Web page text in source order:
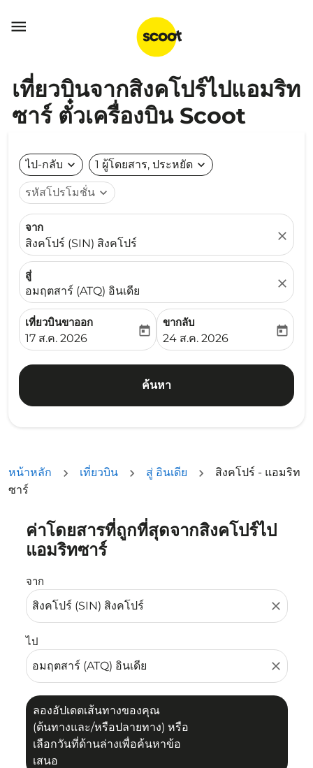

เที่ยวบินจากสิงคโปร์ไปแอมริท
ซาร์ ตั๋วเครื่องบิน Scoot
ไป-กลับ expand_more 1 ผู้โดยสาร, ประหยัด expand_more
รหัสโปรโมชั่น expand_more
จาก
สิงคโปร์ (SIN) สิงคโปร์
close
สู่
อมฤตสาร์ (ATQ) อินเดีย
close
เที่ยวบินขาออก
fc-booking-departure-date-aria-label
17 ส.ค. 2026
today
ขากลับ
fc-booking-return-date-
24 ส.ค. 2026
today
ค้นหา
หน้าหลัก เที่ยวบิน สู่ อินเดีย
สิงคโปร์ - แอมริท
ซาร์
ค่าโดยสารที่ถูกที่สุดจากสิงคโปร์ไป
แอมริทซาร์
จาก
close
ไป
close
ลองอัปเดตเส้นทางของคุณ
(ต้นทางและ/หรือปลายทาง) หรือ
เลือกวันที่ด้านล่างเพื่อค้นหาข้อ
เสนอ
ลองอัปเดตเส้นทางของคุณ (ต้นทางและ/หรือปลายทาง) หรื